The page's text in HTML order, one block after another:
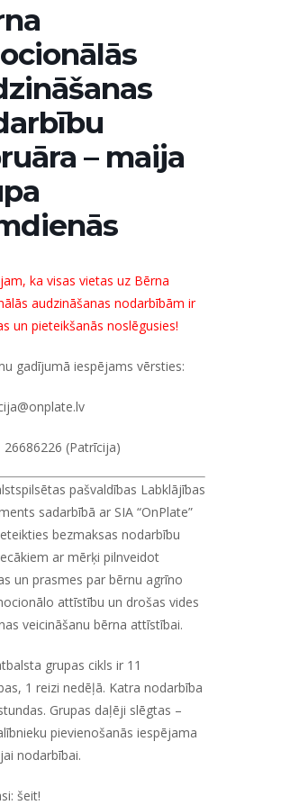
– maija
ka visas vietas uz Bērna
audzināšanas nodarbībām ir
un pieteikšanās noslēgusies!
gadījumā iespējams vērsties:
26686226 (Patrīcija)
pašvaldības Labklājības
sadarbībā ar SIA “OnPlate”
bezmaksas nodarbību
ar mērķi pilnveidot
un prasmes par bērnu agrīno
attīstību un drošas vides
veicināšanu bērna attīstībai.
grupas cikls ir 11
, 1 reizi nedēļā. Katra nodarbība
. Grupas daļēji slēgtas –
pievienošanās iespējama
nodarbībai.
šeit!